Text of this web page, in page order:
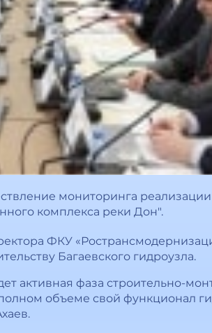
мониторинга
комплекса реки Дон".
ФКУ
Багаевского гидроузла.
активная фаза строительно-
объеме свой функционал